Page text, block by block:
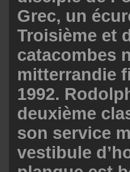
Grec, un
Troisième et
catacombes
mitterrandie
1992.
deuxième
son service
vestibule